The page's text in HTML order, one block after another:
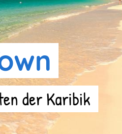
der Karibik